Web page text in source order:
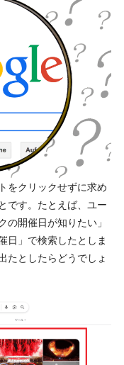
をクリックせずに求め
です。たとえば、ユー
開催日が知りたい」
」で検索したとしま
たとしたらどうでしょ